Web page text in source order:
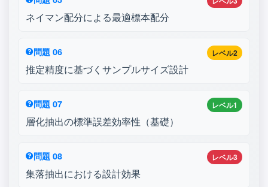
ネイマン配分による最適標本配分
レベル2
問題 06
推定精度に基づくサンプルサイズ設計
レベル1
問題 07
層化抽出の標準誤差効率性（基礎）
レベル3
問題 08
集落抽出における設計効果